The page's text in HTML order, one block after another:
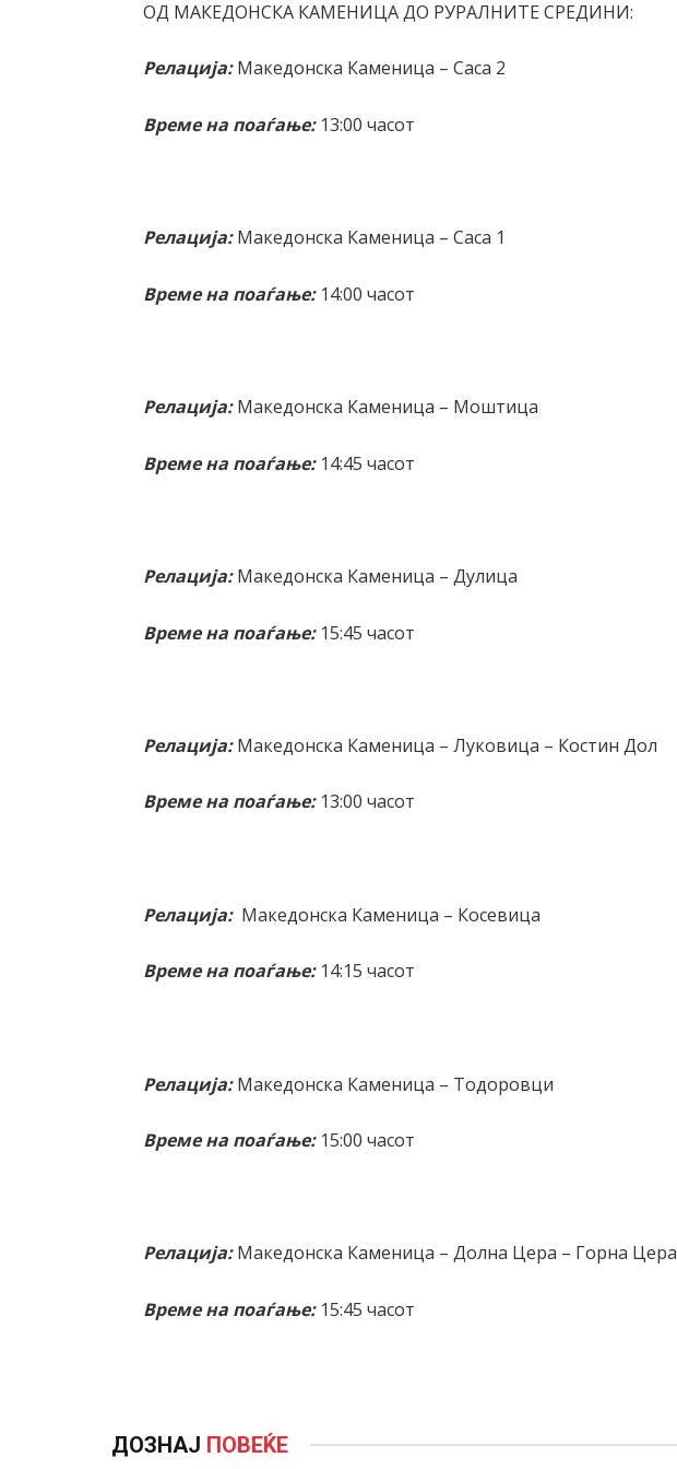
ОД МАКЕДОНСКА КАМЕНИЦА ДО РУРАЛНИТЕ СРЕДИНИ:
Релација:Македонска Каменица – Саса 2
Време на поаѓање:13:00 часот
Релација:Македонска Каменица – Саса 1
Време на поаѓање: 14:00 часот
Релација:Македонска Каменица – Моштица
Време на поаѓање:14:45 часот
Релација:Македонска Каменица – Дулица
Време на поаѓање:15:45 часот
Релација:Македонска Каменица – Луковица – Костин Дол
Време на поаѓање:13:00 часот
Релација:Македонска Каменица – Косевица
Време на поаѓање:14:15 часот
Релација:Македонска Каменица – Тодоровци
Време на поаѓање:15:00 часот
Релација:Македонска Каменица – Долна Цера – Горна Цера
Време на поаѓање:15:45 часот
ДОЗНАЈ ПОВЕЌЕ